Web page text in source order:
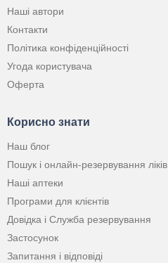
Наші автори
Контакти
Політика конфіденційності
Угода користувача
Оферта
Корисно знати
Наш блог
Пошук і онлайн-резервування ліків
Наші аптеки
Програми для клієнтів
Довідка і Служба резервування
Застосунок
Запитання і відповіді